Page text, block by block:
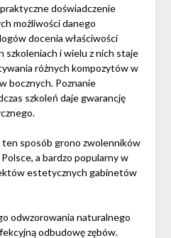
doświadczenie
możliwości danego
docenia właściwości
i wielu z nich staje
różnych kompozytów w
bocznych. Poznanie
szkoleń daje gwarancję
ten sposób grono zwolenników
a bardzo popularny w
estetycznych gabinetów
odwzorowania naturalnego
odbudowę zębów.